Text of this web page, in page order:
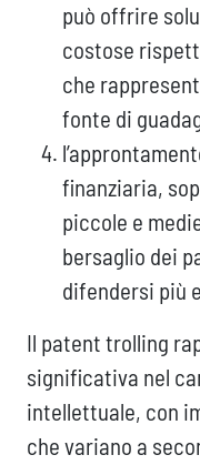
può offrire
costose
che
fonte di
finanziaria,
piccole e
bersaglio dei
difendersi più
Il patent trolling
significativa nel
intellettuale, con
che variano a